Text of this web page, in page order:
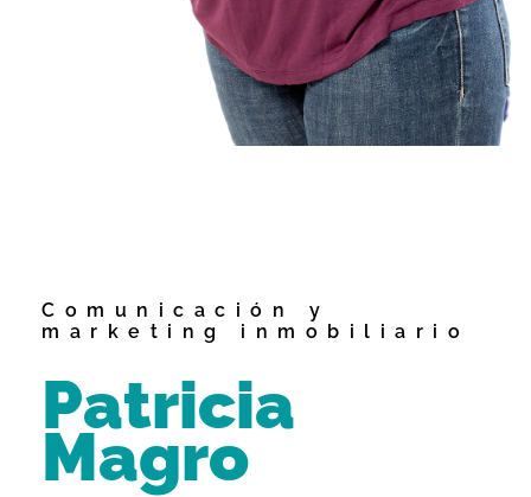
Comunicación y
marketing inmobiliario
Patricia
Magro